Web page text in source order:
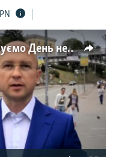
Лієв: коли-небудь відсвяткуємо День незалежності в Криму (відео)
available